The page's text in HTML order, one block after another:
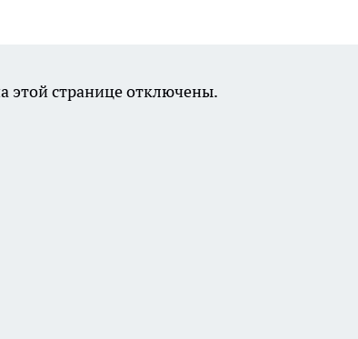
этой странице отключены.